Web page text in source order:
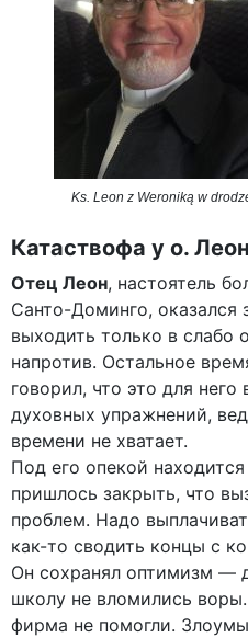
Ks. Leon z Weroniką w
Катаствофа у о.
Отец Леон, настоятель
Санто-Доминго, оказался
выходить только в слабо
напротив. Остальное
говорил, что это для
духовных упражнений,
времени не хватает.
Под его опекой
пришлось закрыть, что
проблем. Надо
как-то сводить концы с
Он сохранял оптимизм —
школу не вломились
фирма не помогли.